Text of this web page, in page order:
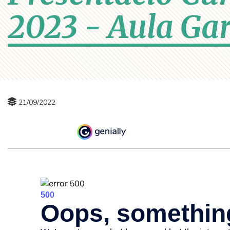
2023 - Aula
21/09/2022